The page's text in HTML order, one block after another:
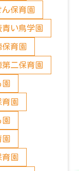
保育園
い鳥学園
育園
二保育園
園
園